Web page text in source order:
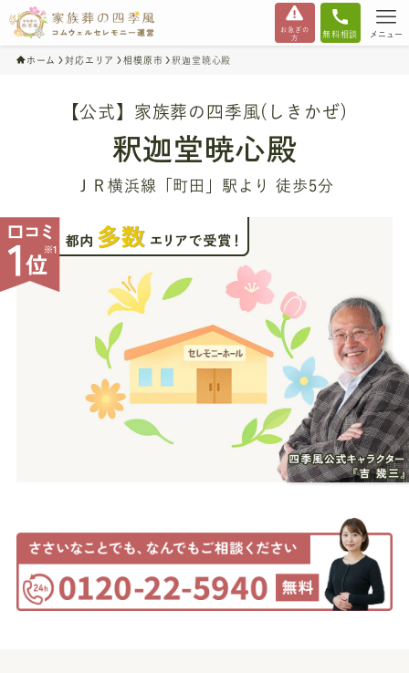
お急ぎの
方
無料相談 メニュー
ホーム 対応エリア 相模原市 釈迦堂暁心殿
【公式】家族葬の四季風(しきかぜ)
釈迦堂暁心殿
ＪＲ横浜線「町田」駅より 徒歩5分